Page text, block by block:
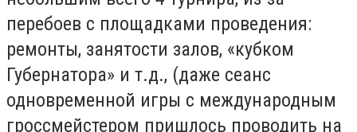
перебоев с площадками проведения:
ремонты, занятости залов, «кубком
Губернатора» и т.д., (даже сеанс
одновременной игры с международным
гроссмейстером пришлось проводить на